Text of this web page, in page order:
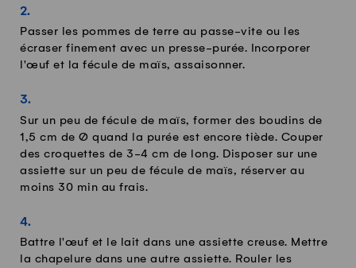
Passer les pommes de terre au passe-vite ou les
écraser finement avec un presse-purée. Incorporer
l'œuf et la fécule de maïs, assaisonner.
Sur un peu de fécule de maïs, former des boudins de
1,5 cm de Ø quand la purée est encore tiède. Couper
des croquettes de 3-4 cm de long. Disposer sur une
assiette sur un peu de fécule de maïs, réserver au
moins 30 min au frais.
Battre l'œuf et le lait dans une assiette creuse. Mettre
la chapelure dans une autre assiette. Rouler les